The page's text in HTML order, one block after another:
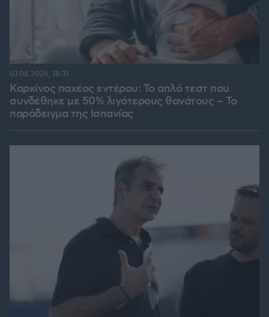
Καρκίνος παχέος εντέρου: Το απλό τεστ που
συνδέθηκε με 50% λιγότερους θανάτους – Το
παράδειγμα της Ισπανίας
07.08.2026, 18:31